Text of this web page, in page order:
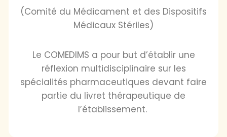
(Comité du Médicament et des Dispositifs
Médicaux Stériles)
Le COMEDIMS a pour but d’établir une
réflexion multidisciplinaire sur les
spécialités pharmaceutiques devant faire
partie du livret thérapeutique de
l’établissement.